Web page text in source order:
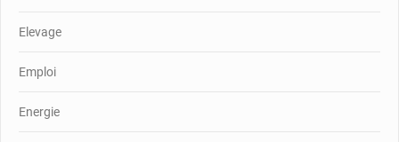
Elevage
Emploi
Energie